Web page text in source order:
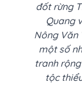
đốt rừng
Quang
Nông Văn
một số
tranh
tộc